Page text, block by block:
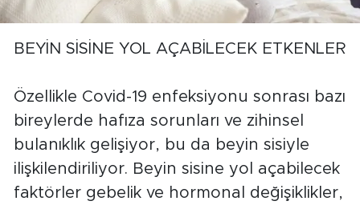
BEYİN SİSİNE YOL AÇABİLECEK ETKENLER
Özellikle Covid-19 enfeksiyonu sonrası bazı
bireylerde hafıza sorunları ve zihinsel
bulanıklık gelişiyor, bu da beyin sisiyle
ilişkilendiriliyor. Beyin sisine yol açabilecek
faktörler gebelik ve hormonal değişiklikler,